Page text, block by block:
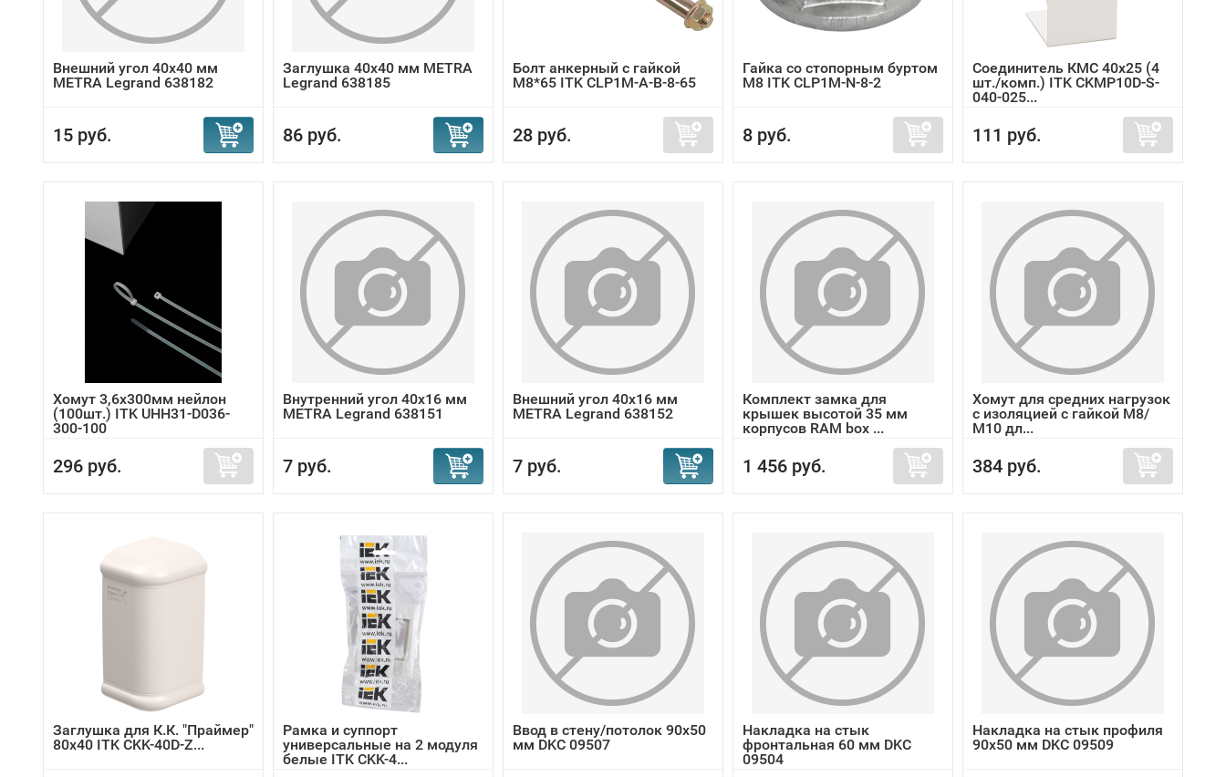
Внешний угол 40x40 мм
METRA Legrand 638182
15 руб.
Заглушка 40x40 мм METRA
Legrand 638185
86 руб.
Болт анкерный с гайкой
М8*65 ITK CLP1M-A-B-8-65
28 руб.
Гайка со стопорным буртом
М8 ITK CLP1M-N-8-2
8 руб.
Соединитель КМС 40x25 (4
шт./комп.) ITK CKMP10D-S-
040-025...
111 руб.
Хомут 3,6х300мм нейлон
(100шт.) ITK UHH31-D036-
300-100
296 руб.
Внутренний угол 40x16 мм
METRA Legrand 638151
7 руб.
Внешний угол 40x16 мм
METRA Legrand 638152
7 руб.
Комплект замка для
крышек высотой 35 мм
корпусов RAM box ...
1 456 руб.
Хомут для средних нагрузок
с изоляцией с гайкой М8/
М10 дл...
384 руб.
Заглушка для К.К. "Праймер"
80х40 ITK CKK-40D-Z...
Рамка и суппорт
универсальные на 2 модуля
белые ITK CKK-4...
Ввод в стену/потолок 90х50
мм DKC 09507
Накладка на стык
фронтальная 60 мм DKC
09504
Накладка на стык профиля
90х50 мм DKC 09509